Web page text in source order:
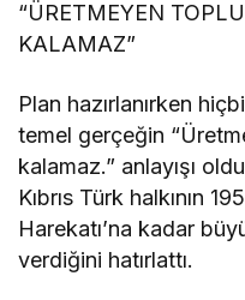
“ÜRETMEYEN
KALAMAZ”
Plan hazırlanırken
temel gerçeğin
kalamaz.” anlayışı
Kıbrıs Türk halkının
Harekatı’na kadar
verdiğini hatırlattı.